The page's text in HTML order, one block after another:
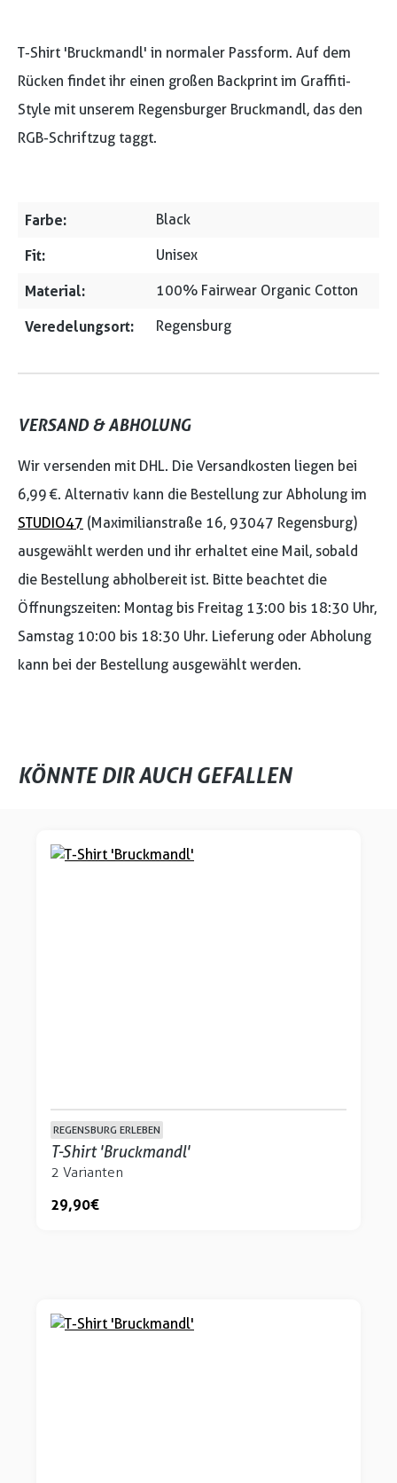
T-Shirt 'Bruckmandl' in normaler Passform. Auf dem
Rücken findet ihr einen großen Backprint im Graffiti-
Style mit unserem Regensburger Bruckmandl, das den
RGB-Schriftzug taggt.
Farbe: Black
Fit: Unisex
Material: 100% Fairwear Organic Cotton
Veredelungsort: Regensburg
VERSAND & ABHOLUNG
Wir versenden mit DHL. Die Versandkosten liegen bei
6,99 €. Alternativ kann die Bestellung zur Abholung im
STUDIO47 (Maximilianstraße 16, 93047 Regensburg)
ausgewählt werden und ihr erhaltet eine Mail, sobald
die Bestellung abholbereit ist. Bitte beachtet die
Öffnungszeiten: Montag bis Freitag 13:00 bis 18:30 Uhr,
Samstag 10:00 bis 18:30 Uhr. Lieferung oder Abholung
kann bei der Bestellung ausgewählt werden.
KÖNNTE DIR AUCH GEFALLEN
REGENSBURG ERLEBEN
T-Shirt 'Bruckmandl'
2 Varianten
29,90 €